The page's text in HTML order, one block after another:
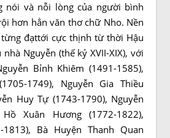
nói và nỗi lòng của người bình
hơn hẳn văn thơ chữ Nho. Nền
đạttới cực thịnh từ thời Hậu
Nguyễn (thế kỷ XVII-XIX), với
Bỉnh Khiêm (1491-1585),
1749), Nguyễn Gia Thiều
Huy Tự (1743-1790), Nguyễn
Xuân Hương (1772-1822),
1813), Bà Huyện Thanh Quan